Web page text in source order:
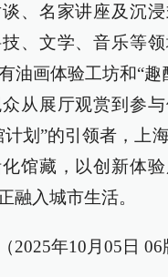
、名家讲座及沉浸
、文学、音乐等
油画体验工坊和“趣
从展厅观赏到参
计划”的引领者，上
馆藏，以创新体
融入城市生活。
2025年10月05日 06